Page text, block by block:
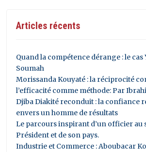
Articles récents
Quand la compétence dérange : le cas
Soumah
Morissanda Kouyaté : la réciprocité
l’efficacité comme méthode: Par
Djiba Diakité reconduit : la confiance
envers un homme de résultats
Le parcours inspirant d’un officier au
Président et de son pays.
Industrie et Commerce : Aboubacar